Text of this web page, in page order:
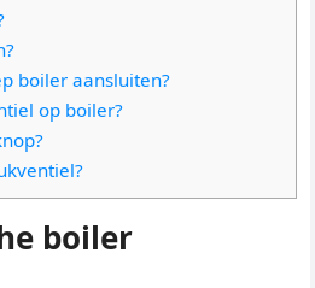
boiler aansluiten?
op boiler?
boiler